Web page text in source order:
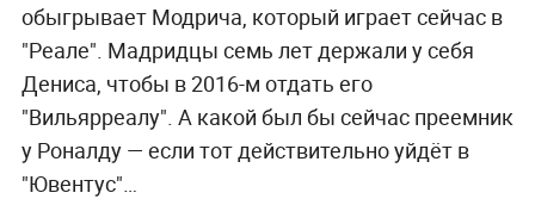
обыгрывает Модрича, который играет сейчас в
"Реале". Мадридцы семь лет держали у себя
Дениса, чтобы в 2016-м отдать его
"Вильярреалу". А какой был бы сейчас преемник
у Роналду — если тот действительно уйдёт в
"Ювентус"…